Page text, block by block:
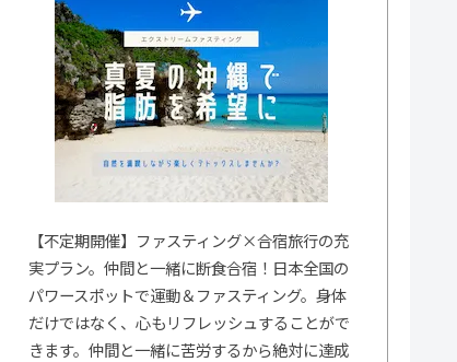
【不定期開催】ファスティング×合宿旅行の充
実プラン。仲間と一緒に断食合宿！日本全国の
パワースポットで運動＆ファスティング。身体
だけではなく、心もリフレッシュすることがで
きます。仲間と一緒に苦労するから絶対に達成